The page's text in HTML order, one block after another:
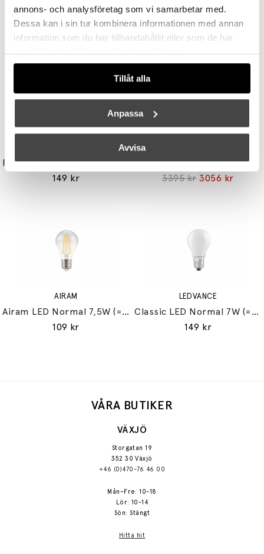
annons- och analysföretag som vi samarbetar med.
Dessa kan i sin tur kombinera informationen med annan
information som du har tillhandahållit eller som de har
samlat in när du har använt deras tjänster.
Tillåt alla
Anpassa
Avvisa
Andra köpte även
Reflektor MR11 28W (=35W) GU10
149 kr
3395 kr 3056 kr
AIRAM
Airam LED Normal 7,5W (=60W) E27
109 kr
LEDVANCE
Classic LED Normal 7W (=60W) E27
149 kr
VÅRA BUTIKER
VÄXJÖ
Storgatan 19
352 30 Växjö
+46 (0)470-76 46 00
Mån–Fre: 10-18
Lör: 10-14
Sön: Stängt
Hitta hit